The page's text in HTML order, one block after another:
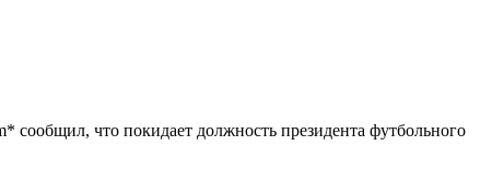
сообщил, что покидает должность президента футбольного